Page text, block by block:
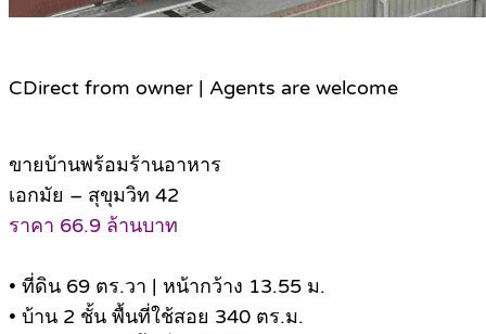
CDirect from owner | Agents are welcome
ขายบ้านพร้อมร้านอาหาร
เอกมัย – สุขุมวิท 42
ราคา 66.9 ล้านบาท
• ที่ดิน 69 ตร.วา | หน้ากว้าง 13.55 ม.
• บ้าน 2 ชั้น พื้นที่ใช้สอย 340 ตร.ม.